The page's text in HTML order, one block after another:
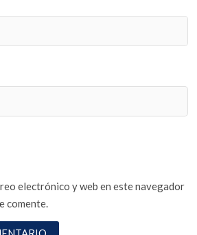
electrónico y web en este navegador
comente.